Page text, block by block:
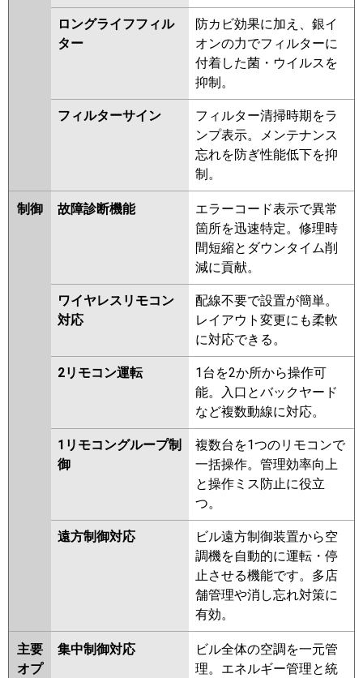
ロングライフフィル
ター
防カビ効果に加え、銀イ
オンの力でフィルターに
付着した菌・ウイルスを
抑制。
フィルターサイン
フィルター清掃時期をラ
ンプ表示。メンテナンス
忘れを防ぎ性能低下を抑
制。
制御 故障診断機能
エラーコード表示で異常
箇所を迅速特定。修理時
間短縮とダウンタイム削
減に貢献。
ワイヤレスリモコン
対応
配線不要で設置が簡単。
レイアウト変更にも柔軟
に対応できる。
2リモコン運転
1台を2か所から操作可
能。入口とバックヤード
など複数動線に対応。
1リモコングループ制
御
複数台を1つのリモコンで
一括操作。管理効率向上
と操作ミス防止に役立
つ。
遠方制御対応
ビル遠方制御装置から空
調機を自動的に運転・停
止させる機能です。多店
舗管理や消し忘れ対策に
有効。
主要
オプ
集中制御対応
ビル全体の空調を一元管
理。エネルギー管理と統